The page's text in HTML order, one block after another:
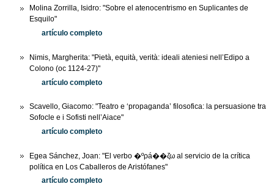
Molina Zorrilla, Isidro: "Sobre el atenocentrismo en Suplicantes de
Esquilo"
artículo completo
Nimis, Margherita: "Pietà, equità, verità: ideali ateniesi nell’Edipo a
Colono (oc 1124-27)"
artículo completo
Scavello, Giacomo: "Teatro e ‘propaganda’ filosofica: la persuasione tra
Sofocle e i Sofisti nell’Aiace"
artículo completo
Egea Sánchez, Joan: "El verbo �ºρá��ζω al servicio de la crítica
política en Los Caballeros de Aristófanes"
artículo completo